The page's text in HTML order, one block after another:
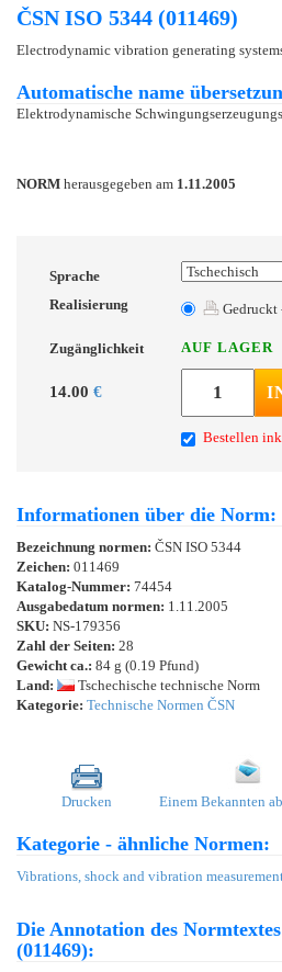
ČSN ISO 5344 (011469)
Electrodynamic vibration generating
Automatische name
Elektrodynamische
NORM herausgegeben am 1.11.2005
Sprache
Realisierung
Gedruckt
Zugänglichkeit AUF LAGER
14.00 €
Bestellen
Informationen über die Norm:
Bezeichnung normen: ČSN ISO 5344
Zeichen: 011469
Katalog-Nummer: 74454
Ausgabedatum normen: 1.11.2005
SKU: NS-179356
Zahl der Seiten: 28
Gewicht ca.: 84 g (0.19 Pfund)
Land:
Tschechische technische Norm
Kategorie: Technische Normen ČSN
Drucken Einem Bekannten
Kategorie - ähnliche Normen:
Vibrations, shock and vibration
Die Annotation des
(011469):